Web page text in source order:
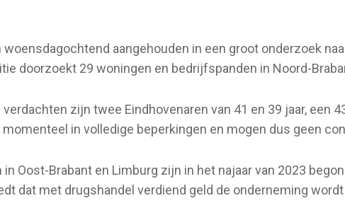
aangehouden in een groot onderzoek
doorzoekt 29 woningen en bedrijfspanden in Noord-
verdachten zijn twee Eindhovenaren van 41 en 39 jaar, een
in volledige beperkingen en mogen dus geen
Oost-Brabant en Limburg zijn in het najaar van 2023
dat met drugshandel verdiend geld de onderneming